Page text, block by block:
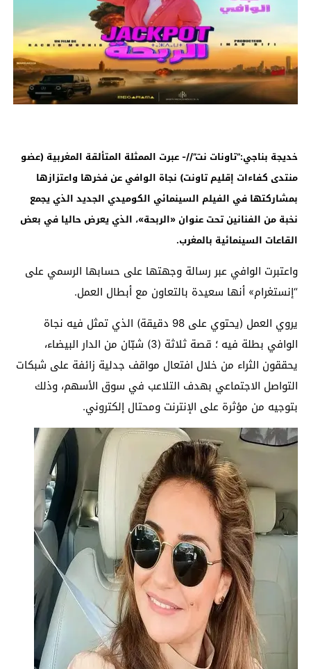
خديجة بناجي:”تاونات نت”//- عبرت الممثلة المتألقة المغربية (عضو
منتدى كفاءات إقليم تاونت) نجاة الوافي عن فخرها واعتزازها
بمشاركتها في الفيلم السينمائي الكوميدي الجديد الذي يجمع
نخبة من الفنانين تحت عنوان «الربحة»، الذي يعرض حاليا في بعض
القاعات السينمائية بالمغرب.
واعتبرت الوافي عبر رسالة وجهتها على حسابها الرسمي على
“إنستغرام» أنها سعيدة بالتعاون مع أبطال العمل.
يروي العمل (يحتوي على 98 دقيقة) الذي تمثل فيه نجاة
الوافي بطلة فيه ؛ قصة ثلاثة (3) شبّان من الدار البيضاء،
يحققون الثراء من خلال افتعال مواقف جدلية زائفة على شبكات
التواصل الاجتماعي بهدف التلاعب في سوق الأسهم، وذلك
بتوجيه من مؤثرة على الإنترنت ومحتال إلكتروني.